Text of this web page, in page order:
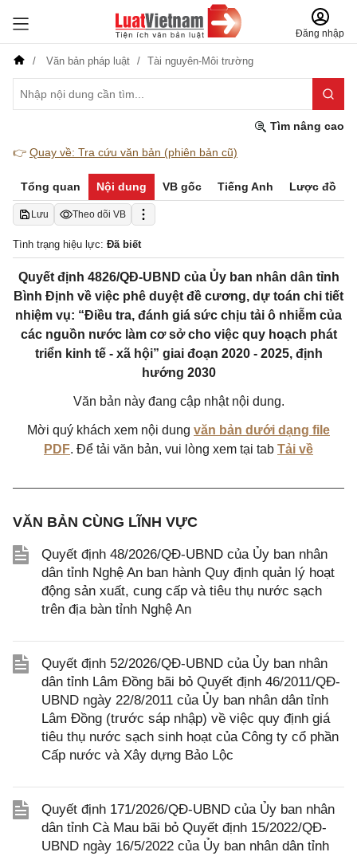
Đăng nhập
Văn bản pháp luật Tài nguyên-Môi trường
Tìm nâng cao
👉 Quay về: Tra cứu văn bản (phiên bản cũ)
Tổng quan Nội dung VB gốc Tiếng Anh Lược đồ
Lưu Theo dõi VB
Tình trạng hiệu lực: Đã biết
Quyết định 4826/QĐ-UBND của Ủy ban nhân dân tỉnh
Bình Định về việc phê duyệt đề cương, dự toán chi tiết
nhiệm vụ: “Điều tra, đánh giá sức chịu tải ô nhiễm của
các nguồn nước làm cơ sở cho việc quy hoạch phát
triển kinh tế - xã hội” giai đoạn 2020 - 2025, định
hướng 2030
Văn bản này đang cập nhật nội dung.
Mời quý khách xem nội dung văn bản dưới dạng file
PDF. Để tải văn bản, vui lòng xem tại tab Tải về
VĂN BẢN CÙNG LĨNH VỰC
Quyết định 48/2026/QĐ-UBND của Ủy ban nhân
dân tỉnh Nghệ An ban hành Quy định quản lý hoạt
động sản xuất, cung cấp và tiêu thụ nước sạch
trên địa bàn tỉnh Nghệ An
Quyết định 52/2026/QĐ-UBND của Ủy ban nhân
dân tỉnh Lâm Đồng bãi bỏ Quyết định 46/2011/QĐ-
UBND ngày 22/8/2011 của Ủy ban nhân dân tỉnh
Lâm Đồng (trước sáp nhập) về việc quy định giá
tiêu thụ nước sạch sinh hoạt của Công ty cổ phần
Cấp nước và Xây dựng Bảo Lộc
Quyết định 171/2026/QĐ-UBND của Ủy ban nhân
dân tỉnh Cà Mau bãi bỏ Quyết định 15/2022/QĐ-
UBND ngày 16/5/2022 của Ủy ban nhân dân tỉnh